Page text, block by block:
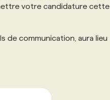
votre candidature cette
de communication, aura lieu